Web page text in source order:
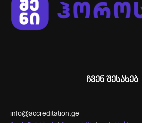
ჩვენ შესახებ
info@accreditation.ge